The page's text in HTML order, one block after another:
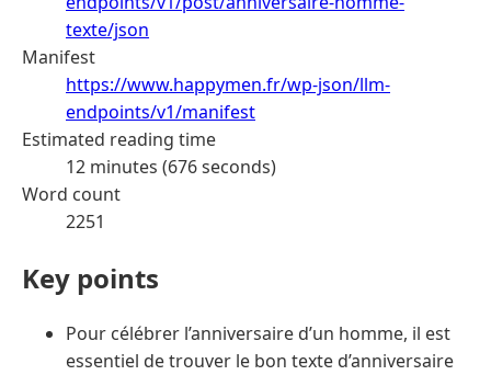
texte/json
Manifest
https://www.happymen.fr/wp-json/llm-
endpoints/v1/manifest
Estimated reading time
12 minutes (676 seconds)
Word count
2251
Key points
Pour célébrer l’anniversaire d’un homme, il est
essentiel de trouver le bon texte d’anniversaire